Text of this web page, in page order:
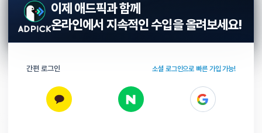
이제 애드픽과 함께
온라인에서 지속적인 수입을 올려보세요!
간편 로그인 소셜 로그인으로 빠른 가입 가능!